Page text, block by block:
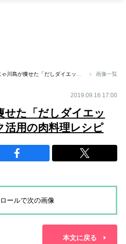
画像一覧
2019.09.16 17:00
せた「だしダイエッ
活用の肉料理レシピ
ールで次の画像
本文に戻る